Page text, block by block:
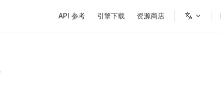
API 参考 引擎下载 资源商店